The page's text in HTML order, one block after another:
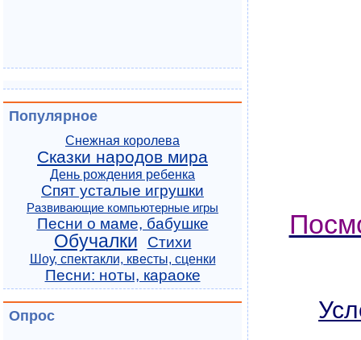
Популярное
Снежная королева
Сказки народов мира
День рождения ребенка
Спят усталые игрушки
Развивающие компьютерные игры
Песни о маме, бабушке
Обучалки Стихи
Шоу, спектакли, квесты, сценки
Песни: ноты, караоке
Опрос